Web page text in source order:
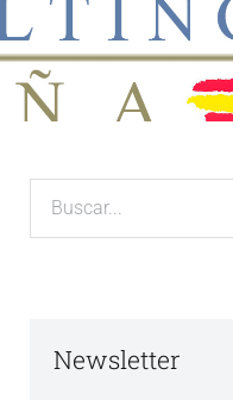
Newsletter